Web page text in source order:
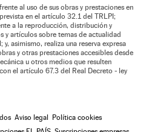
al uso de sus obras y prestaciones en
en el artículo 32.1 del TRLPI;
a la reproducción, distribución y
y artículos sobre temas de actualidad
asimismo, realiza una reserva expresa
y otras prestaciones accesibles desde
u otros medios que resulten
el artículo 67.3 del Real Decreto - ley
Aviso legal Política cookies